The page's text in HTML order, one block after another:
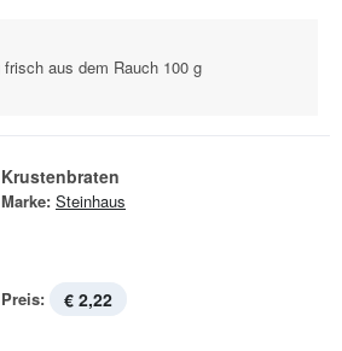
frisch aus dem Rauch 100 g
Krustenbraten
Marke: Steinhaus
Preis: € 2,22